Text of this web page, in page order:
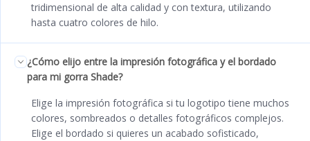
tridimensional de alta calidad y con textura, utilizando
hasta cuatro colores de hilo.
¿Cómo elijo entre la impresión fotográfica y el bordado
para mi gorra Shade?
Elige la impresión fotográfica si tu logotipo tiene muchos
colores, sombreados o detalles fotográficos complejos.
Elige el bordado si quieres un acabado sofisticado,